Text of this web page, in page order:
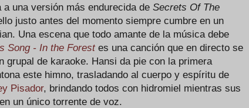
a una versión más endurecida de Secrets Of The
justo antes del momento siempre cumbre en un
Una escena que todo amante de la música debe
Song - In the Forest es una canción que en directo se
grupal de karaoke. Hansi da pie con la primera
este himno, trasladando al cuerpo y espíritu de
Pisador, brindando todos con hidromiel mientras sus
un único torrente de voz.